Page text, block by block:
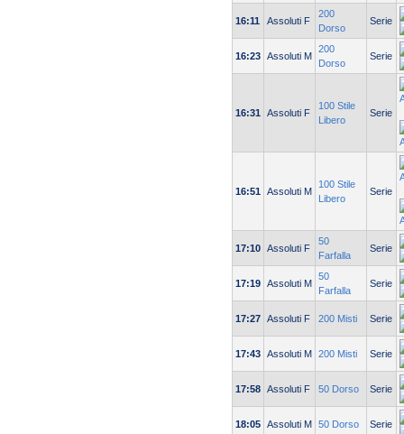
16:11 Assoluti F
200
Dorso
Serie
16:23 Assoluti M
200
Dorso
Serie
16:31 Assoluti F
100 Stile
Libero
Serie
16:51 Assoluti M
100 Stile
Libero
Serie
17:10 Assoluti F
50
Farfalla
Serie
17:19 Assoluti M
50
Farfalla
Serie
17:27 Assoluti F 200 Misti Serie
17:43 Assoluti M 200 Misti Serie
17:58 Assoluti F 50 Dorso Serie
18:05 Assoluti M 50 Dorso Serie